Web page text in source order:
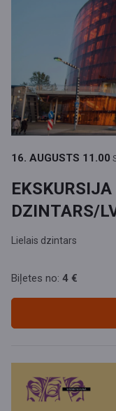
16. AUGUSTS 11.00
DZINTARS/
Lielais dzintars
Biļetes no: 4 €